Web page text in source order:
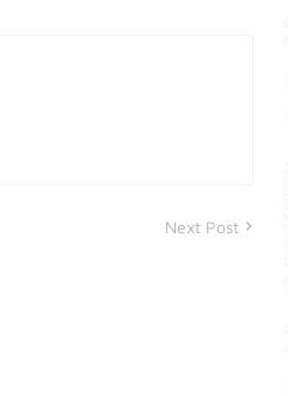
Next Post